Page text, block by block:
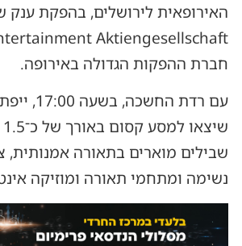
חברת ההפקות הגדולה באירופה.
עם רדת
שבילים מוארים בתאורה אמנותית,
נשימה ומתחמי תאורה ומוזיקה